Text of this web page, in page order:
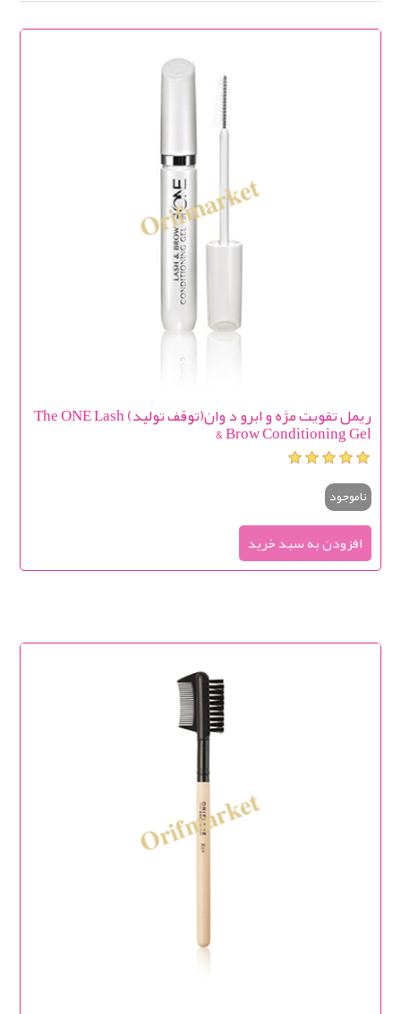
ریمل تقویت مژه و ابرو د وان(توقف تولید) The ONE Lash
& Brow Conditioning Gel
ناموجود